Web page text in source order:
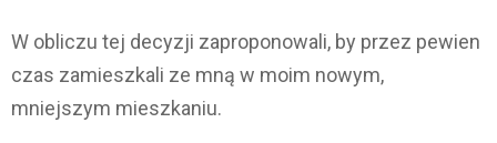
W obliczu tej decyzji zaproponowali, by przez pewien
czas zamieszkali ze mną w moim nowym,
mniejszym mieszkaniu.